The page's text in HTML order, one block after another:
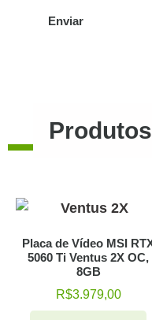
Placa de Vídeo MSI
5060 Ti Ventus 2X OC,
8GB
R$3.979,00